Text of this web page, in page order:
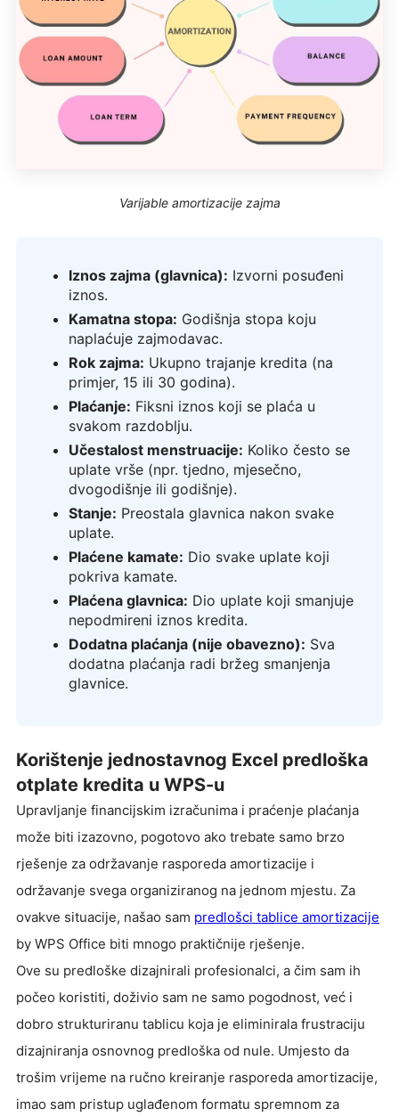
Varijable amortizacije zajma
Iznos zajma (glavnica): Izvorni posuđeni
iznos.
Kamatna stopa: Godišnja stopa koju
naplaćuje zajmodavac.
Rok zajma: Ukupno trajanje kredita (na
primjer, 15 ili 30 godina).
Plaćanje: Fiksni iznos koji se plaća u
svakom razdoblju.
Učestalost menstruacije: Koliko često se
uplate vrše (npr. tjedno, mjesečno,
dvogodišnje ili godišnje).
Stanje: Preostala glavnica nakon svake
uplate.
Plaćene kamate: Dio svake uplate koji
pokriva kamate.
Plaćena glavnica: Dio uplate koji smanjuje
nepodmireni iznos kredita.
Dodatna plaćanja (nije obavezno): Sva
dodatna plaćanja radi bržeg smanjenja
glavnice.
Korištenje jednostavnog Excel predloška
otplate kredita u WPS-u
Upravljanje financijskim izračunima i praćenje plaćanja
može biti izazovno, pogotovo ako trebate samo brzo
rješenje za održavanje rasporeda amortizacije i
održavanje svega organiziranog na jednom mjestu. Za
ovakve situacije, našao sam predlošci tablice amortizacije
by WPS Office biti mnogo praktičnije rješenje.
Ove su predloške dizajnirali profesionalci, a čim sam ih
počeo koristiti, doživio sam ne samo pogodnost, već i
dobro strukturiranu tablicu koja je eliminirala frustraciju
dizajniranja osnovnog predloška od nule. Umjesto da
trošim vrijeme na ručno kreiranje rasporeda amortizacije,
imao sam pristup uglađenom formatu spremnom za